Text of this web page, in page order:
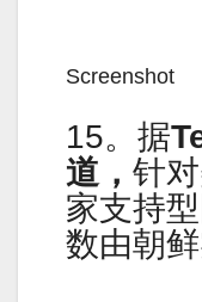
Screenshot
15。据
道， 针
家支持
数由朝鲜